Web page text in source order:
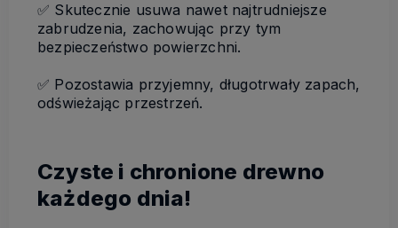
✅ Skutecznie usuwa nawet najtrudniejsze
zabrudzenia, zachowując przy tym
bezpieczeństwo powierzchni.
✅ Pozostawia przyjemny, długotrwały zapach,
odświeżając przestrzeń.
Czyste i chronione drewno
każdego dnia!